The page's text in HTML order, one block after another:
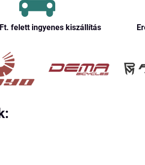
felett ingyenes kiszállítás